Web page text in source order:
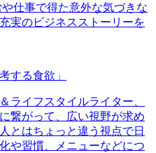
仕事で得た意外な気づきな
実のビジネスストーリーを
する食欲」
ライフスタイルライター、
繋がって、広い視野が求め
とはちょっと違う視点で日
や習慣、メニューなどにつ